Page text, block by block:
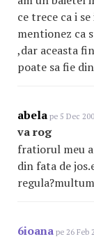
ce trece ca i
mentionez ca
,dar aceasta
poate sa fie
abela pe 5 Dec
va rog
fratiorul meu
din fata de
6ioana pe 26 Feb